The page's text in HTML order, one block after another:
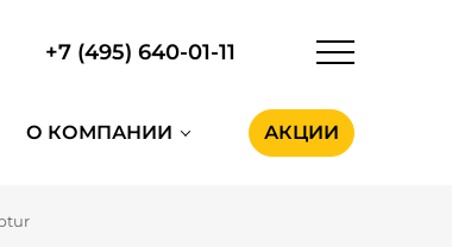
+7 (495) 640-01-11
О КОМПАНИИ АКЦИИ